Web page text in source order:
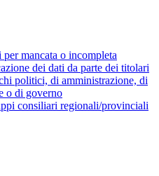
per mancata o incompleta
dei dati da parte dei titolari
politici, di amministrazione, di
o di governo
consiliari regionali/provinciali